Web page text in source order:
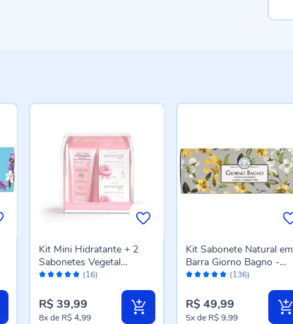
Avaliação: (16)
Kit Mini Hidratante + 2
Sabonetes Vegetal
Giovanna Baby - Classic
R$ 39,99
8xde R$ 4,99
Avaliação: (136)
Kit Sabonete Natural em
Barra Giorno Bagno -
Verbena e Sândalo
R$ 49,99
5xde R$ 9,99